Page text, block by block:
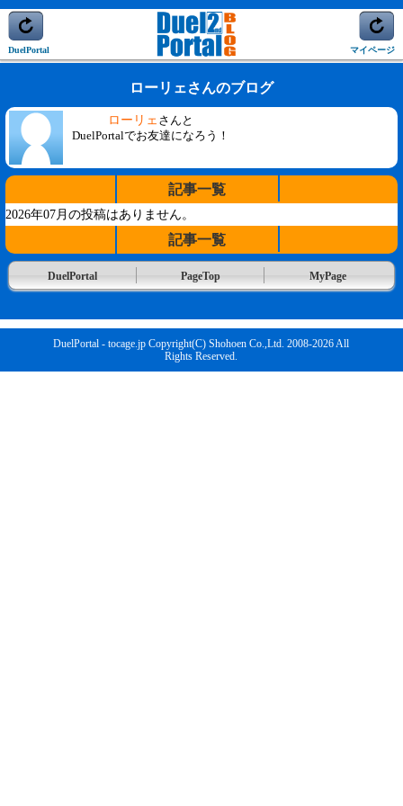
DuelPortal マイページ
ローリェさんのブログ
ローリェ さんと
DuelPortalでお友達になろう！
記事一覧
2026年07月の投稿はありません。
記事一覧
DuelPortal PageTop MyPage
DuelPortal - tocage.jp Copyright(C) Shohoen Co.,Ltd. 2008-2026 All
Rights Reserved.